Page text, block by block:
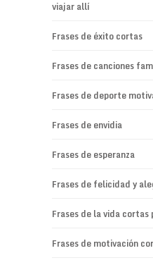
viajar allí
Frases de éxito cortas
Frases de canciones
Frases de deporte
Frases de envidia
Frases de esperanza
Frases de felicidad y
Frases de la vida
Frases de motivación